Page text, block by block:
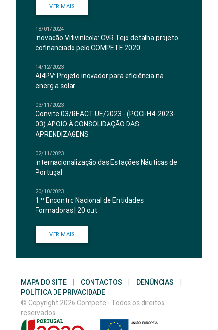
VER MAIS
18/01/2024
Inovação Vitivinícola: CVR Tejo detalha projeto
cofinanciado pelo COMPETE 2020
14/12/2023
AI4PV: Projeto inovador para eficiência na
energia solar
03/11/2023
Convite 03/REACT-UE/2023 - (POCI-H4-2023-
03) APOIO À CONSOLIDAÇÃO DAS
APRENDIZAGENS
02/11/2023
Internacionalização das Estações Náuticas de
Portugal
20/10/2023
1.º Encontro Nacional de Entidades
Formadoras | 20 out
VER MAIS
MAPA DO SITE | CONTACTOS | DENÚNCIAS
|
POLÍTICA DE PRIVACIDADE
© Copyright 2026 Compete - Todos os direitos
reservados